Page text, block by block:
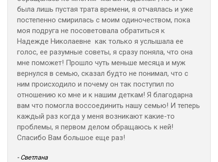
была лишь пустая трата времени, я отчаялась и уже
постепенно смирилась с моим одиночеством, пока
моя подруга не посоветовала обратиться к
Надежде Николаевне как только я услышала ее
голос, ее разумные советы, я сразу поняла, что она
мне поможет! Прошло чуть меньше месяца и муж
вернулся в семью, сказал будто не понимал, что с
ним происходило и почему он так поступил по
отношению ко мне и к нашим деткам! Я благодарна
вам что помогла воссоединить нашу семью! И теперь
каждый раз когда у меня возникают какие-то
проблемы, я первом делом обращаюсь к ней!
Спасибо Вам большое еще раз!
- Светлана